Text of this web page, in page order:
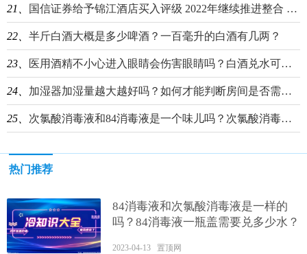
21、 国信证券给予锦江酒店买入评级 2022年继续推进整合 期待2023年全面复苏成长
22、 半斤白酒大概是多少啤酒？一百毫升的白酒有几两？
23、 医用酒精不小心进入眼睛会伤害眼睛吗？白酒兑水可以当酒精用吗？
24、 加湿器加湿量越大越好吗？如何才能判断房间是否需要加湿？
25、 次氯酸消毒液和84消毒液是一个味儿吗？次氯酸消毒液和酒精消毒液哪个好？
热门推荐
84消毒液和次氯酸消毒液是一样的
吗？84消毒液一瓶盖需要兑多少水？
2023-04-13 置顶网